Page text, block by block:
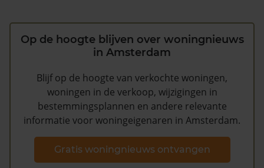
Op de hoogte blijven over woningnieuws
in Amsterdam
Blijf op de hoogte van verkochte woningen,
woningen in de verkoop, wijzigingen in
bestemmingsplannen en andere relevante
informatie voor woningeigenaren in Amsterdam.
Gratis woningnieuws ontvangen